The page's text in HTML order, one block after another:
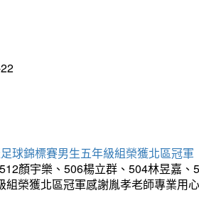
球錦標賽男生五年級組榮獲北區冠軍
顏宇樂、506楊立群、504林昱嘉
組榮獲北區冠軍感謝胤孝老師專業用